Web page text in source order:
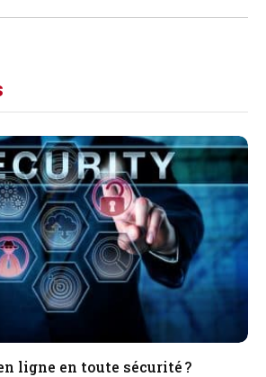
ligne en toute sécurité ?